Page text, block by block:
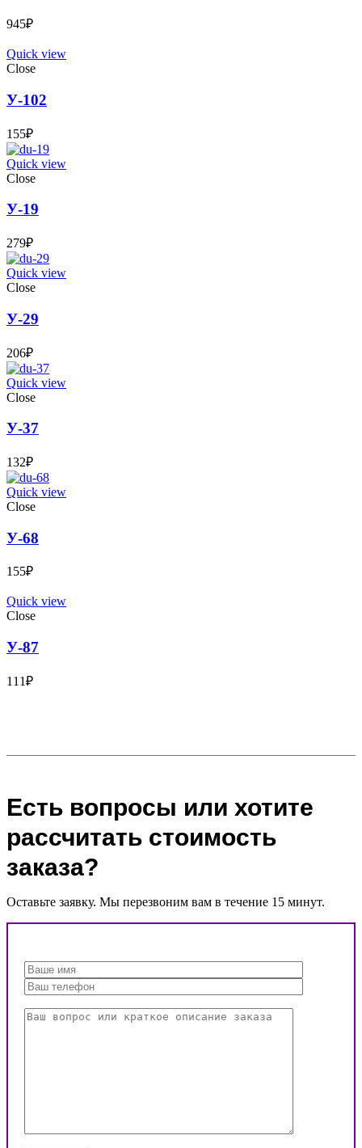
945₽
Quick view
Close
У-102
155₽
Quick view
Close
У-19
279₽
Quick view
Close
У-29
206₽
Quick view
Close
У-37
132₽
Quick view
Close
У-68
155₽
Quick view
Close
У-87
111₽
Есть вопросы или хотите
рассчитать стоимость
заказа?
Оставьте заявку. Мы перезвоним вам в течение 15 минут.